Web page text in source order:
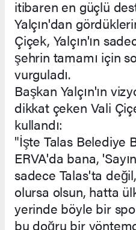
itibaren en güçlü
Yalçın'dan
Çiçek, Yalçın'ın
şehrin tamamı için
vurguladı.
Başkan Yalçın'ın
dikkat çeken Vali
kullandı:
"İşte Talas Belediye
ERVA'da bana,
sadece Talas'ta
olursa olsun, hatta
yerinde böyle bir
bu doğru bir